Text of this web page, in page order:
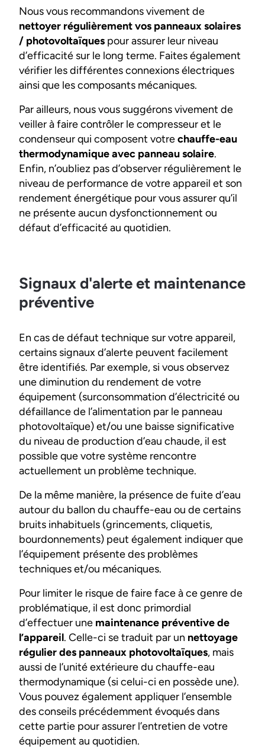
Nous vous recommandons vivement de
nettoyer régulièrement vos panneaux solaires
/ photovoltaïques pour assurer leur niveau
d’efficacité sur le long terme. Faites également
vérifier les différentes connexions électriques
ainsi que les composants mécaniques.
Par ailleurs, nous vous suggérons vivement de
veiller à faire contrôler le compresseur et le
condenseur qui composent votrechauffe-eau
thermodynamique avec panneau solaire.
Enfin, n’oubliez pas d’observer régulièrement le
niveau de performance de votre appareil et son
rendement énergétique pour vous assurer qu’il
ne présente aucun dysfonctionnement ou
défaut d’efficacité au quotidien.
Signaux d'alerte et maintenance
préventive
En cas de défaut technique sur votre appareil,
certains signaux d’alerte peuvent facilement
être identifiés. Par exemple, si vous observez
une diminution du rendement de votre
équipement (surconsommation d’électricité ou
défaillance de l’alimentation par le panneau
photovoltaïque) et/ou une baisse significative
du niveau de production d’eau chaude, il est
possible que votre système rencontre
actuellement un problème technique.
De la même manière, la présence de fuite d’eau
autour du ballon du chauffe-eau ou de certains
bruits inhabituels (grincements, cliquetis,
bourdonnements) peut également indiquer que
l’équipement présente des problèmes
techniques et/ou mécaniques.
Pour limiter le risque de faire face à ce genre de
problématique, il est donc primordial
d’effectuer une maintenance préventive de
l’appareil. Celle-ci se traduit par un nettoyage
régulier des panneaux photovoltaïques, mais
aussi de l’unité extérieure du chauffe-eau
thermodynamique (si celui-ci en possède une).
Vous pouvez également appliquer l’ensemble
des conseils précédemment évoqués dans
cette partie pour assurer l’entretien de votre
équipement au quotidien.